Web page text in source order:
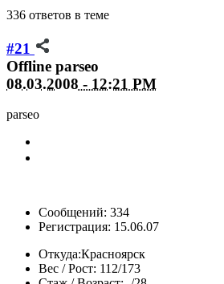
336 ответов в теме
#21
Offline parseo
08.03.2008 - 12:21 PM
parseo
Сообщений: 334
Регистрация: 15.06.07
Откуда:Красноярск
Вес / Рост: 112/173